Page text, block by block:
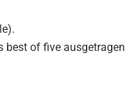
best of five